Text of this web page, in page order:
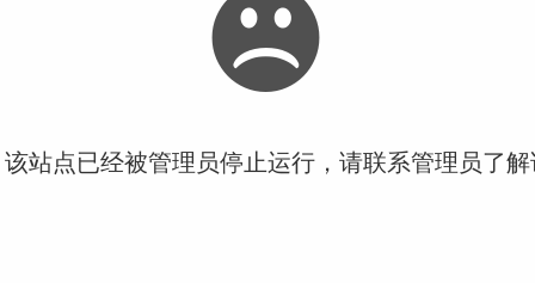
站点已经被管理员停止运行，请联系管理员了